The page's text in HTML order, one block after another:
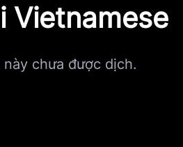
Vietnamese
này chưa được dịch.